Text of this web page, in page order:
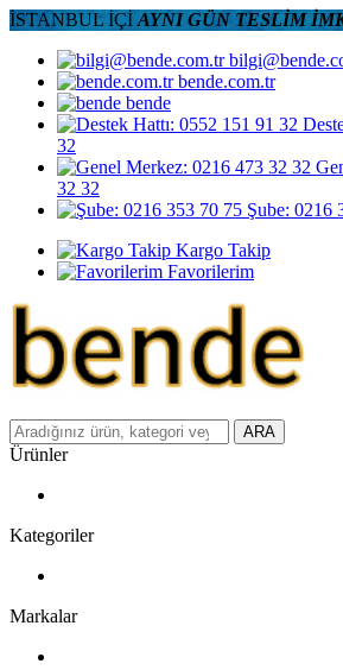
İSTANBUL İÇİ AYNI GÜN TESLİM
bende.com.tr
bende
32
32 32
Şube: 0216
Kargo Takip
Favorilerim
ARA
Ürünler
Kategoriler
Markalar